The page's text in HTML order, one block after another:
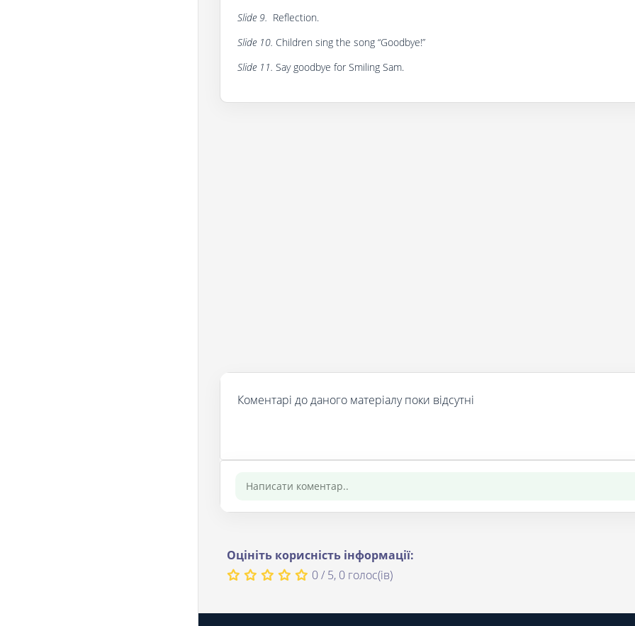
Slide 9. Reflection.
Slide 10. Children sing the song “Goodbye!”
Slide 11. Say goodbye for Smiling Sam.
Коментарі до даного матеріалу поки відсутні
Оцініть корисність інформації:
0 / 5, 0 голос(ів)